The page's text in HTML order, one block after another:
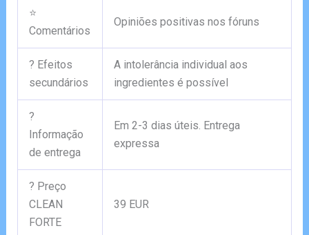
⭐
Comentários
Opiniões positivas nos fóruns
? Efeitos
secundários
A intolerância individual aos
ingredientes é possível
?
Informação
de entrega
Em 2-3 dias úteis. Entrega
expressa
? Preço
CLEAN
FORTE
39 EUR